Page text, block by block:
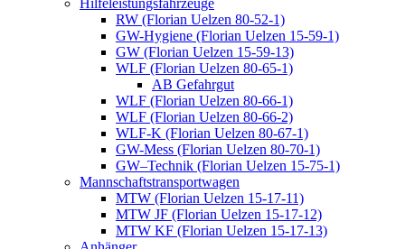
Hilfeleistungsfahrzeuge
RW (Florian Uelzen 80-52-1)
GW-Hygiene (Florian Uelzen 15-59-1)
GW (Florian Uelzen 15-59-13)
WLF (Florian Uelzen 80-65-1)
AB Gefahrgut
WLF (Florian Uelzen 80-66-1)
WLF (Florian Uelzen 80-66-2)
WLF-K (Florian Uelzen 80-67-1)
GW-Mess (Florian Uelzen 80-70-1)
GW–Technik (Florian Uelzen 15-75-1)
Mannschaftstransportwagen
MTW (Florian Uelzen 15-17-11)
MTW JF (Florian Uelzen 15-17-12)
MTW KF (Florian Uelzen 15-17-13)